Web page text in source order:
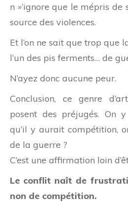
n »‘ignore que le mépris de
source des violences.
Et l’on ne sait que trop que
l’un des pis ferments… de
N’ayez donc aucune peur.
Conclusion, ce genre
posent des préjugés. On
qu’il y aurait compétition,
de la guerre ?
C’est une affirmation loin
Le conflit naît de
non de compétition.